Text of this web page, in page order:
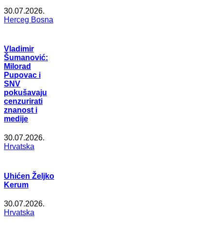
30.07.2026.
Herceg Bosna
Vladimir
Šumanović:
Milorad
Pupovac i
SNV
pokušavaju
cenzurirati
znanost i
medije
30.07.2026.
Hrvatska
Uhićen Željko
Kerum
30.07.2026.
Hrvatska